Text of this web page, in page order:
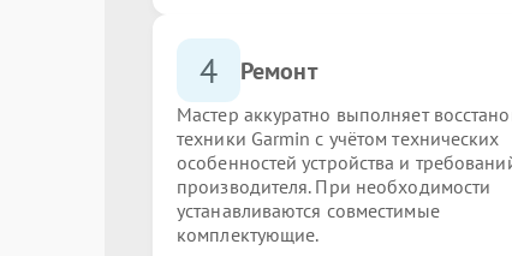
4 Ремонт
Мастер аккуратно выполняет
техники Garmin с учётом технических
особенностей устройства и
производителя. При необходимости
устанавливаются совместимые
комплектующие.